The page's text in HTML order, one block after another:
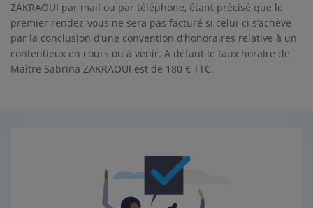
ZAKRAOUI par mail ou par téléphone, étant précisé que le
premier rendez-vous ne sera pas facturé si celui-ci s’achève
par la conclusion d’une convention d’honoraires relative à un
contentieux en cours ou à venir. A défaut le taux horaire de
Maître Sabrina ZAKRAOUI est de 180 € TTC.